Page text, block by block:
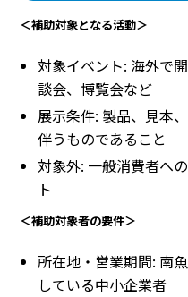
＜補助対象となる活動＞
対象イベント: 海外で
談会、博覧会など
展示条件: 製品、見本
伴うものであること
対象外: 一般消費者へ
ト
＜補助対象者の要件＞
所在地・営業期間: 南
している中小企業者